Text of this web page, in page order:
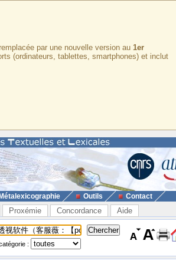
par une nouvelle version au 1er
(ordinateurs, tablettes, smartphones) et inclut
Métalexicographie Outils Contact
Proxémie Concordance Aide
: